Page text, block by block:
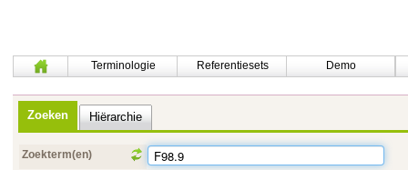
Terminologie Referentiesets Demo
Zoeken Hiërarchie
Zoekterm(en)